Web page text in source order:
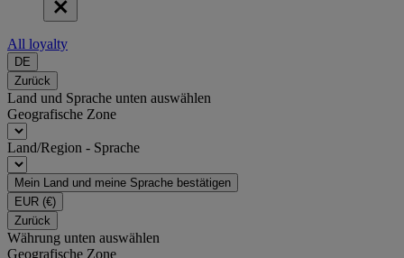
All loyalty
DE
Zurück
Land und Sprache unten auswählen
Geografische Zone
Land/Region - Sprache
Mein Land und meine Sprache bestätigen
EUR (€)
Zurück
Währung unten auswählen
Geografische Zone